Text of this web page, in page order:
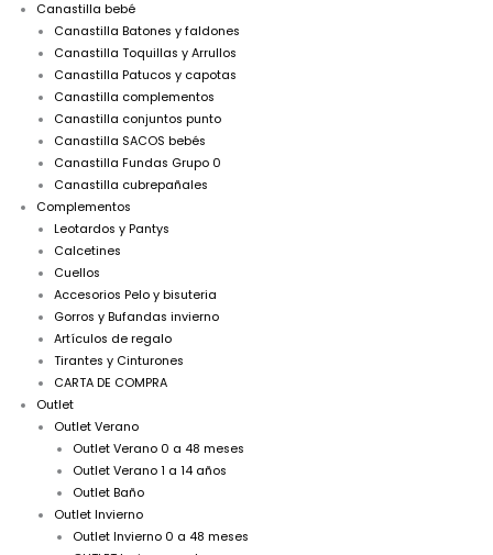
Canastilla bebé
Canastilla Batones y faldones
Canastilla Toquillas y Arrullos
Canastilla Patucos y capotas
Canastilla complementos
Canastilla conjuntos punto
Canastilla SACOS bebés
Canastilla Fundas Grupo 0
Canastilla cubrepañales
Complementos
Leotardos y Pantys
Calcetines
Cuellos
Accesorios Pelo y bisuteria
Gorros y Bufandas invierno
Artículos de regalo
Tirantes y Cinturones
CARTA DE COMPRA
Outlet
Outlet Verano
Outlet Verano 0 a 48 meses
Outlet Verano 1 a 14 años
Outlet Baño
Outlet Invierno
Outlet Invierno 0 a 48 meses